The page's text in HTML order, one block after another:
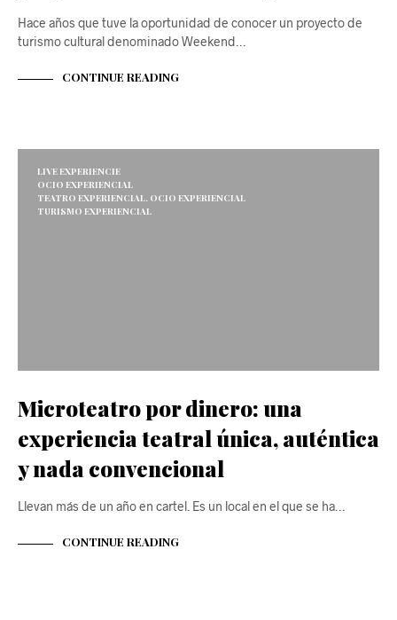
Hace años que tuve la oportunidad de conocer un proyecto de
turismo cultural denominado Weekend…
CONTINUE READING
LIVE EXPERIENCIE
OCIO EXPERIENCIAL
TEATRO EXPERIENCIAL. OCIO EXPERIENCIAL
TURISMO EXPERIENCIAL
Microteatro por dinero: una
experiencia teatral única, auténtica
y nada convencional
Llevan más de un año en cartel. Es un local en el que se ha…
CONTINUE READING